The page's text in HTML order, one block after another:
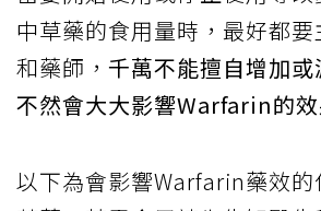
中草藥的食用量時，最好都
和藥師， 千萬不能擅自增加或
不然會大大影響Warfarin的效
以下為會影響Warfarin藥效的